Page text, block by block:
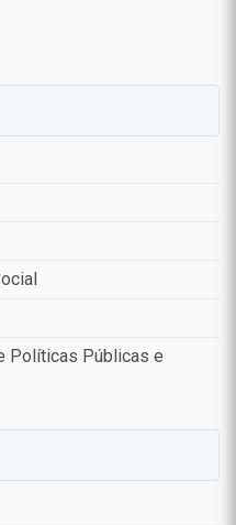
Políticas Públicas e